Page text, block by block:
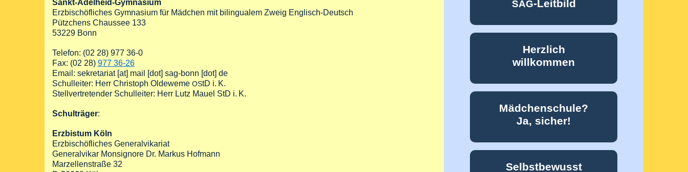
Sankt-Adelheid-Gymnasium
Erzbischöfliches Gymnasium für Mädchen mit bilingualem Zweig Englisch-Deutsch
Pützchens Chaussee 133
53229 Bonn
Telefon: (02 28) 977 36-0
Fax: (02 28) 977 36-26
Email: sekretariat[at] mail [dot] sag-bonn [dot] de
Schulleiter: Herr Christoph Oldeweme OStD i. K.
Stellvertretender Schulleiter: Herr Lutz Mauel StD i. K.
Schulträger:
Erzbistum Köln
Erzbischöfliches Generalvikariat
Generalvikar Monsignore Dr. Markus Hofmann
Marzellenstraße 32
SAG-Leitbild
Herzlich
willkommen
Mädchenschule?
Ja, sicher!
Selbstbewusst